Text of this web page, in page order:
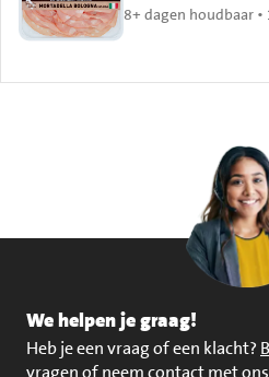
8+ dagen houdbaar •
We helpen je graag!
Heb je een vraag of een klacht?
vragen of neem contact met